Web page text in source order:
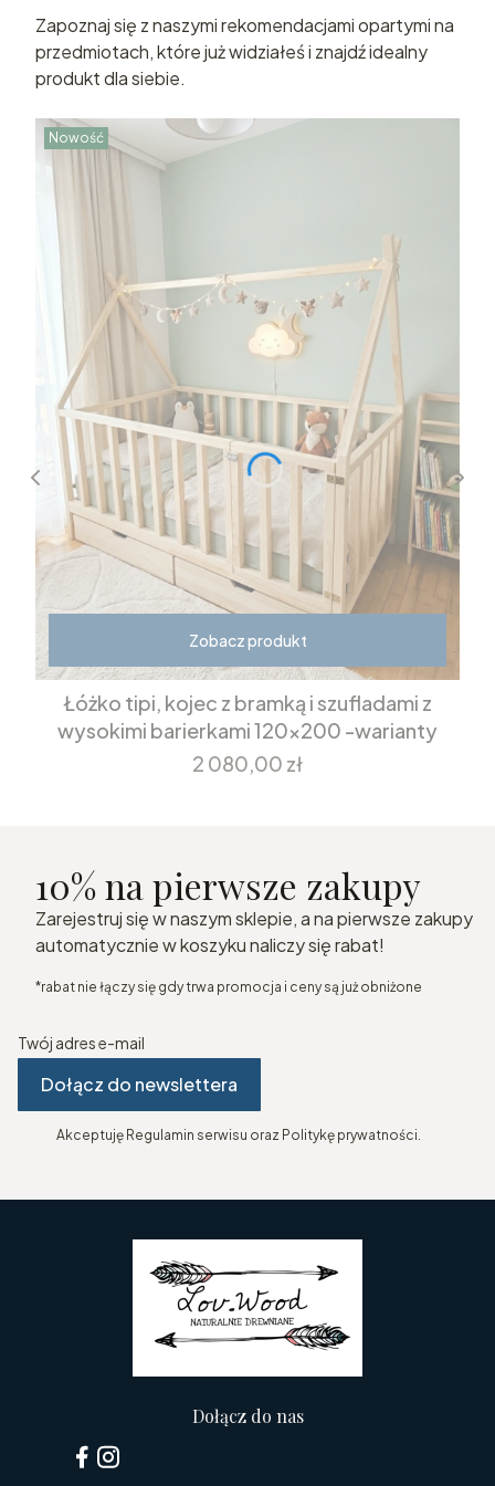
Zapoznaj się z naszymi rekomendacjami opartymi na
przedmiotach, które już widziałeś i znajdź idealny
produkt dla siebie.
Nowość
Zobacz produkt
Łóżko tipi, kojec z bramką i szufladami z
wysokimi barierkami 120x200 -warianty
Cena
2 080,00 zł
10% na pierwsze zakupy
Zarejestruj się w naszym sklepie, a na pierwsze zakupy
automatycznie w koszyku naliczy się rabat!
*rabat nie łączy się gdy trwa promocja i ceny są już obniżone
Twój adres e-mail
Dołącz do newslettera
Akceptuję Regulamin serwisu oraz Politykę prywatności.
Dołącz do nas